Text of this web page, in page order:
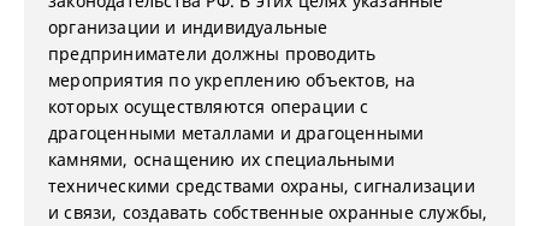
организации и индивидуальные
предприниматели должны проводить
мероприятия по укреплению объектов, на
которых осуществляются операции с
драгоценными металлами и драгоценными
камнями, оснащению их специальными
техническими средствами охраны, сигнализации
и связи, создавать собственные охранные службы,